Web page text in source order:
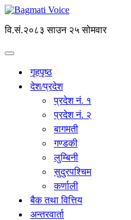
वि.सं.२०८३ साउन २५ सोमवार
गृहपृष्ठ
देश/प्रदेश
प्रदेश नं. १
प्रदेश नं. २
बागमती
गण्डकी
लुम्बिनी
सुदुरपश्चिम
कर्णाली
बैक तथा वित्तिय
अन्तरवार्ता